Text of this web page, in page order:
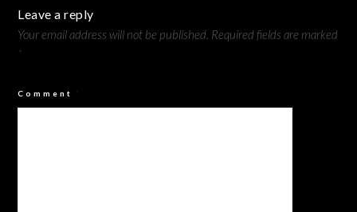
Leave a reply
Your email address will not be published. Required fields are marked
*
Comment *